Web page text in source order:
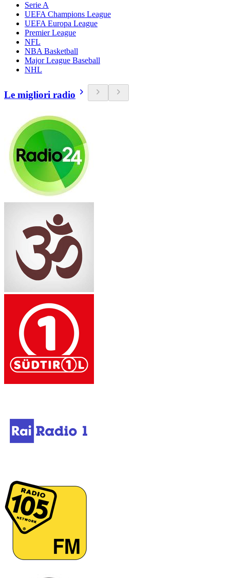
Serie A
UEFA Champions League
UEFA Europa League
Premier League
NFL
NBA Basketball
Major League Baseball
NHL
Le migliori radio